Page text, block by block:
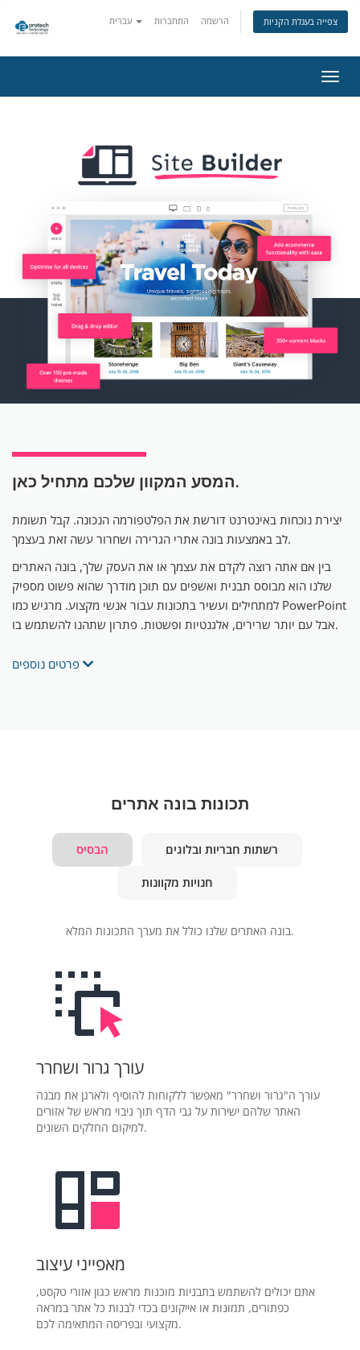
התחברות הרשמה צפייה בעגלת הקניות
ניווט
המסע המקוון שלכםמתחיל כאן.
יצירת נוכחות באינטרנט דורשת את הפלטפורמה הנכונה. קבל תשומת
לב באמצעות בונה אתרי הגרירה ושחרור עשה זאת בעצמך.
בין אם אתה רוצה לקדם את עצמך או את העסק שלך, בונה האתרים
שלנו הוא מבוסס תבנית ואשפים עם תוכן מודרך שהוא פשוט מספיק
למתחילים ועשיר בתכונות עבור אנשי מקצוע. מרגיש כמו PowerPoint
אבל עם יותר שרירים, אלגנטיות ופשטות. פתרון שתהנו להשתמש בו.
תכונות בונה אתרים
הבסיס
רשתות חבריות ובלוגים
חנויות מקוונות
בונה האתרים שלנו כולל את מערך התכונות המלא.
עורך גרור ושחרר
עורך ה"גרור ושחרר" מאפשר ללקוחות להוסיף ולארגן את מבנה
האתר שלהם ישירות על גבי הדף תוך ניבוי מראש של אזורים
למיקום החלקים השונים.
מאפייני עיצוב
אתם יכולים להשתמש בתבניות מוכנות מראש כגון אזורי טקסט,
כפתורים, תמונות או אייקונים בכדי לבנות כל אתר במראה
מקצועי ובפריסה המתאימה לכם.